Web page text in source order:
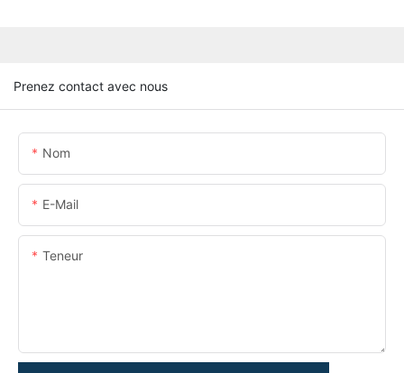
Prenez contact avec nous
Nom
E-Mail
Teneur